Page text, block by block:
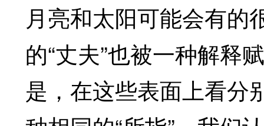
月亮和太阳可能会有的
的“丈夫”也被一种解释
是，在这些表面上看分